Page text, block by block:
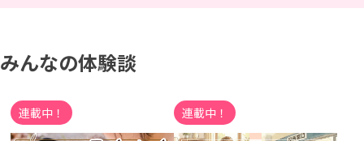
みんなの体験談
連載中！ 連載中！